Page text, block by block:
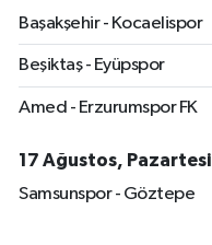
Başakşehir - Kocaelispor
Beşiktaş - Eyüpspor
Amed - Erzurumspor FK
17 Ağustos, Pazartesi
Samsunspor - Göztepe